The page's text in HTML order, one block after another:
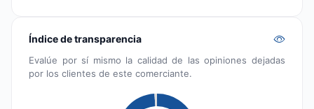
Índice de transparencia
Evalúe por sí mismo la calidad de las opiniones dejadas
por los clientes de este comerciante.